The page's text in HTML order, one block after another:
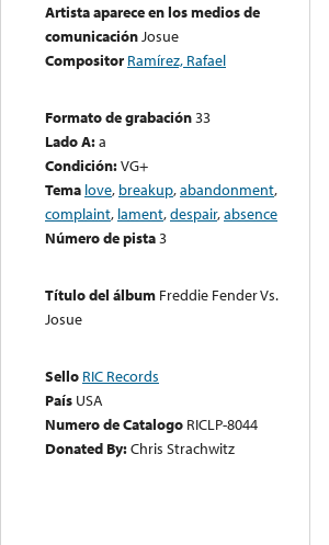
Artista aparece en los medios de
comunicaciónJosue
Compositor Ramírez, Rafael
Formato de grabación33
Lado A:a
Condición:VG+
Tema love, breakup,abandonment,
complaint, lament,despair,absence
Número de pista3
Título del álbum Freddie Fender Vs.
Josue
Sello RIC Records
País USA
Numero de Catalogo RICLP-8044
Donated By:Chris Strachwitz